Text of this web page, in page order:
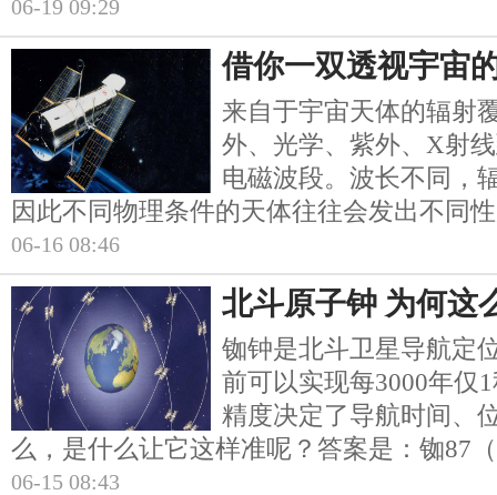
06-19 09:29
借你一双透视宇宙
来自于宇宙天体的辐射
外、光学、紫外、X射
电磁波段。波长不同，
因此不同物理条件的天体往往会发出不同
06-16 08:46
北斗原子钟 为何这
铷钟是北斗卫星导航定
前可以实现每3000年仅
精度决定了导航时间、
么，是什么让它这样准呢？答案是：铷87
06-15 08:43